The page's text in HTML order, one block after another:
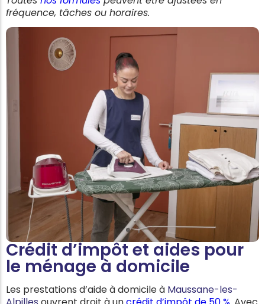
fréquence, tâches ou horaires.
Crédit d’impôt et aides pour
le ménage à domicile
Les prestations d’aide à domicile à Maussane-les-